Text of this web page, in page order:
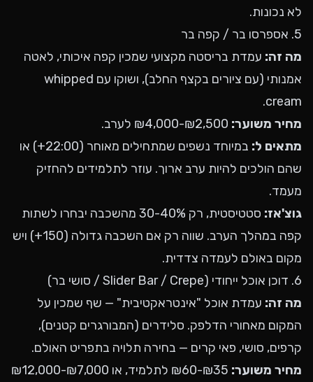
לא נכונות.
5. אספרסו בר / קפה בר
מה זה: עמדת בריסטה מקצועי שמכין קפה איכותי, לאטה
אמנותי (עם ציורים בקצף החלב), ושוקו עם whipped
cream.
מחיר משוער:
מתאים ל:
במיוחד נשפים שמתחילים מאוחר (22:00+) או
שהם הולכים להיות ערב ארוך. עוזר לתלמידים להחזיק
מעמד.
גוצ'אז:
סטטיסטית, רק 30-40% מהשכבה יבחרו לשתות
קפה במהלך הערב. שווה רק אם השכבה גדולה (150+) ויש
מקום באולם לעמדה צדדית.
6. דוכן אוכל ייחודי (Slider Bar / Crepe / סושי בר)
מה זה: עמדת אוכל "אינטראקטיבית" — שף שמכין על
המקום מאחורי הדלפק. סלידרים (המבורגרים קטנים),
קרפים, סושי, פאי קרים — בחירה תלויה בתפריט האולם.
מחיר משוער:
₪35-₪60 לתלמיד, או ₪7,000-₪12,000